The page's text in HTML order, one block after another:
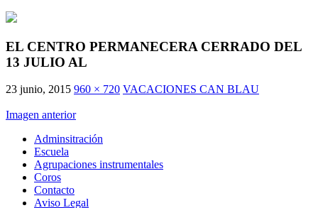
EL CENTRO PERMANECERA CERRADO DEL
13 JULIO AL
23 junio, 2015 960 × 720 VACACIONES CAN BLAU
Imagen anterior
Adminsitración
Escuela
Agrupaciones instrumentales
Coros
Contacto
Aviso Legal